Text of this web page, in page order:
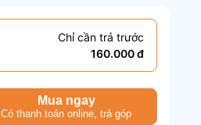
Chỉ cần trả trước
160.000 đ
Mua ngay
Có thanh toán online, trả góp